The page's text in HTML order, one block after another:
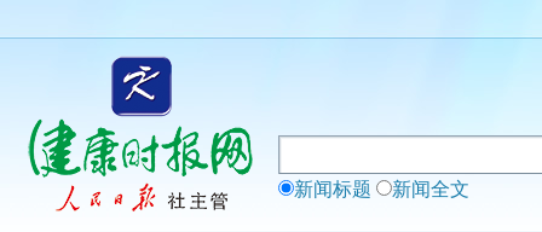
新闻标题 新闻全文